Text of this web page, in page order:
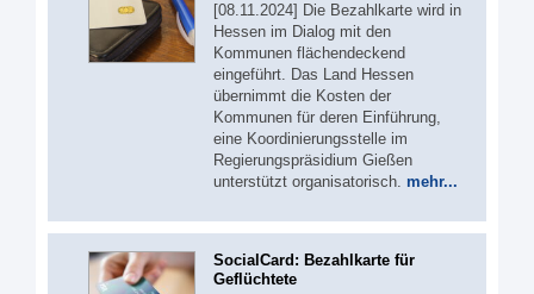
[08.11.2024] Die Bezahlkarte wird in
Hessen im Dialog mit den
Kommunen flächendeckend
eingeführt. Das Land Hessen
übernimmt die Kosten der
Kommunen für deren Einführung,
eine Koordinierungsstelle im
Regierungspräsidium Gießen
unterstützt organisatorisch. mehr...
SocialCard: Bezahlkarte für
Geflüchtete